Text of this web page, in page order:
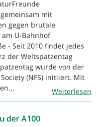
mit
gegen brutale
U-Bahnhof
- Seit 2010 findet jedes
der Weltspatzentag
wurde von der
(NFS) initiiert. Mit
Weiterlesen
der A100